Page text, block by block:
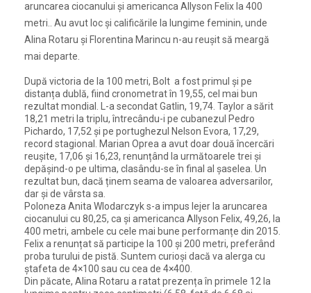
aruncarea ciocanului și americanca Allyson Felix la 400
metri.. Au avut loc și calificările la lungime feminin, unde
Alina Rotaru și Florentina Marincu n-au reușit să meargă
mai departe.
După victoria de la 100 metri, Bolt a fost primul și pe
distanța dublă, fiind cronometrat în 19,55, cel mai bun
rezultat mondial. L-a secondat Gatlin, 19,74. Taylor a sărit
18,21 metri la triplu, întrecându-i pe cubanezul Pedro
Pichardo, 17,52 și pe portughezul Nelson Evora, 17,29,
record stagional. Marian Oprea a avut doar două încercări
reușite, 17,06 și 16,23, renunțând la următoarele trei și
depășind-o pe ultima, clasându-se în final al șaselea. Un
rezultat bun, dacă ținem seama de valoarea adversarilor,
dar și de vârsta sa.
Poloneza Anita Wlodarczyk s-a impus lejer la aruncarea
ciocanului cu 80,25, ca și americanca Allyson Felix, 49,26, la
400 metri, ambele cu cele mai bune performanțe din 2015.
Felix a renunțat să participe la 100 și 200 metri, preferând
proba turului de pistă. Suntem curioși dacă va alerga cu
ștafeta de 4×100 sau cu cea de 4×400.
Din păcate, Alina Rotaru a ratat prezența în primele 12 la